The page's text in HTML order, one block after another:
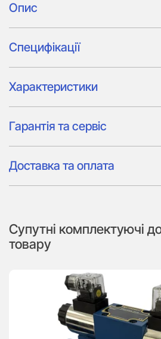
Опис
Специфікації
Характеристики
Гарантія та сервіс
Доставка та оплата
Супутні комплектуючі
товару